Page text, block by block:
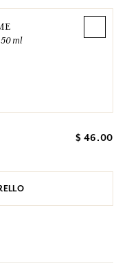
ml
$ 46.00